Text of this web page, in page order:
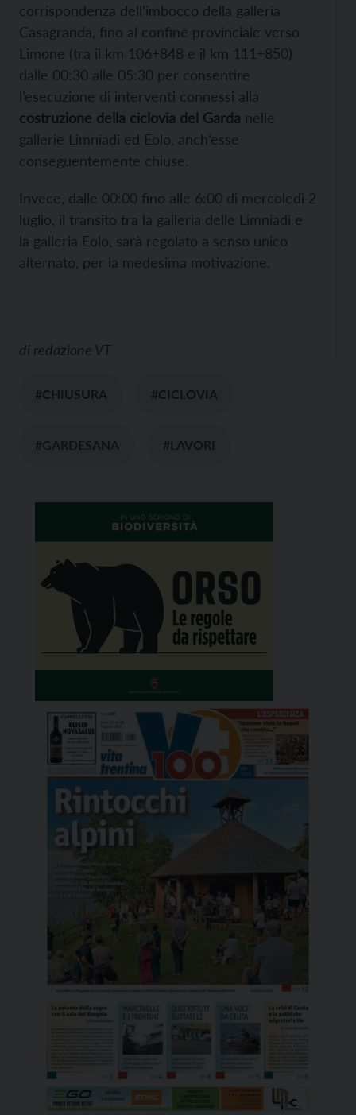
corrispondenza dell’imbocco della galleria
Casagranda, fino al confine provinciale verso
Limone (tra il km 106+848 e il km 111+850)
dalle 00:30 alle 05:30 per consentire
l’esecuzione di interventi connessi alla
costruzione della ciclovia del Garda nelle
gallerie Limniadi ed Eolo, anch’esse
conseguentemente chiuse.
Invece, dalle 00:00 fino alle 6:00 di mercoledì 2
luglio, il transito tra la galleria delle Limniadi e
la galleria Eolo, sarà regolato a senso unico
alternato, per la medesima motivazione.
di redazione VT
#CHIUSURA #CICLOVIA
#GARDESANA #LAVORI